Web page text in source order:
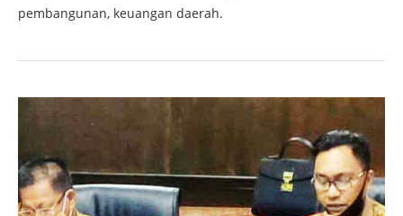
pembangunan, keuangan daerah.